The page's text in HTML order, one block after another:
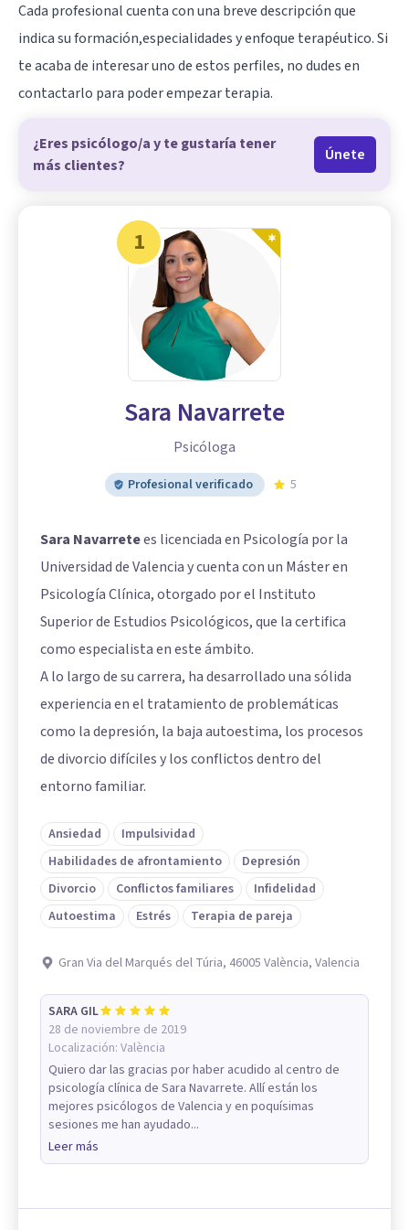
Cada profesional cuenta con una breve descripción que
indica su formación,especialidades y enfoque terapéutico. Si
te acaba de interesar uno de estos perfiles, no dudes en
contactarlo para poder empezar terapia.
¿Eres psicólogo/a y te gustaría tener
más clientes?
Únete
1
Sara Navarrete
Psicóloga
Profesional verificado 5
Sara Navarretees licenciada en Psicología por la
Universidad de Valencia y cuenta con un Máster en
Psicología Clínica, otorgado por el Instituto
Superior de Estudios Psicológicos, que la certifica
como especialista en este ámbito.
A lo largo de su carrera, ha desarrollado una sólida
experiencia en el tratamiento de problemáticas
como la depresión, la baja autoestima, los procesos
de divorcio difíciles y los conflictos dentro del
entorno familiar.
Ansiedad
Impulsividad
Habilidades de afrontamiento
Depresión
Divorcio
Conflictos familiares
Infidelidad
Autoestima
Estrés Terapia de pareja
Gran Via del Marqués del Túria, 46005 València, Valencia
SARA GIL
28 de noviembre de 2019
Localización: València
Quiero dar las gracias por haber acudido al centro de
psicología clínica de Sara Navarrete. Allí están los
mejores psicólogos de Valencia y en poquísimas
sesiones me han ayudado...
Leer más